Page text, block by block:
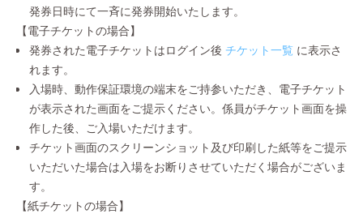
発券日時にて一斉に発券開始いたします。
【電子チケットの場合】
発券された電子チケットはログイン後 チケット一覧 に表示さ
れます。
入場時、動作保証環境の端末をご持参いただき、電子チケット
が表示された画面をご提示ください。係員がチケット画面を操
作した後、ご入場いただけます。
チケット画面のスクリーンショット及び印刷した紙等をご提示
いただいた場合は入場をお断りさせていただく場合がございま
す。
【紙チケットの場合】